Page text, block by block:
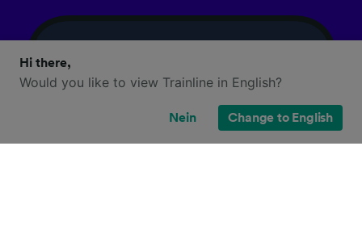
Hi there,
Would you like to view Trainline in English?
Nein Change to English